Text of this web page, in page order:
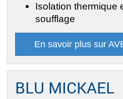
Isolation thermique
soufflage
En savoir plus sur
BLU MICKAEL